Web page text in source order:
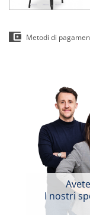
Metodi di
I nostri